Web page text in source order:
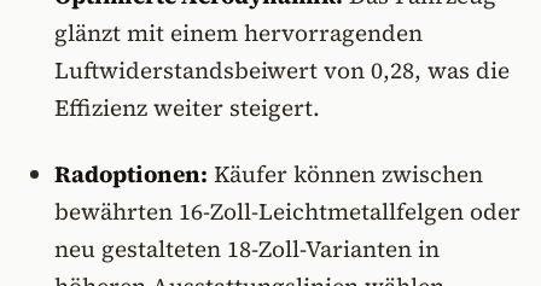
glänzt mit einem hervorragenden
Luftwiderstandsbeiwert von 0,28, was die
Effizienz weiter steigert.
Radoptionen: Käufer können zwischen
bewährten 16-Zoll-Leichtmetallfelgen oder
neu gestalteten 18-Zoll-Varianten in